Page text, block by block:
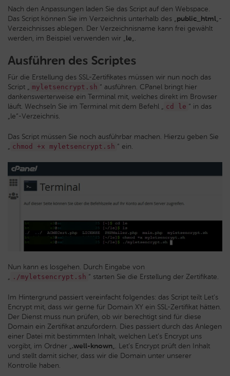
Nach den Anpassungen laden Sie das Script auf den Webspace.
Das Script können Sie im Verzeichnis unterhalb des „public_html„-
Verzeichnisses ablegen. Der Verzeichnisname kann frei gewählt
werden, im Beispiel verwenden wir „le„.
Ausführen des Scriptes
Für die Erstellung des SSL-Zertifikates müssen wir nun noch das
Script „ myletsencrypt.sh “ ausführen. CPanel bringt hier
dankenswerterweise ein Terminal mit, welches direkt im Browser
läuft. Wechseln Sie im Terminal mit dem Befehl „ cd le “ in das
„le“-Verzeichnis.
Das Script müssen Sie noch ausführbar machen. Hierzu geben Sie
„ chmod +x myletsencrypt.sh “ ein.
Nun kann es losgehen. Durch Eingabe von
„ ./myletsencrypt.sh “ starten Sie die Erstellung der Zertifikate.
Im Hintergrund passiert vereinfacht folgendes: das Script teilt Let’s
Encrypt mit, dass wir gerne für Domain XY ein SSL-Zertifikat hätten.
Der Dienst muss nun prüfen, ob wir berechtigt sind für diese
Domain ein Zertifikat anzufordern. Dies passiert durch das Anlegen
einer Datei mit bestimmten Inhalt, welchen Let’s Encrypt uns
vorgibt, im Ordner „.well-known„. Let’s Encrypt prüft den Inhalt
und stellt damit sicher, dass wir die Domain unter unserer
Kontrolle haben.